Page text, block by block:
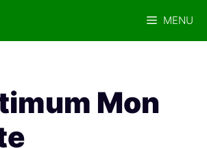
MENU
Mon